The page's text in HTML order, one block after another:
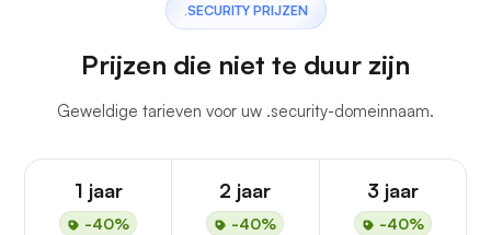
.SECURITY PRIJZEN
Prijzen die niet te duur zijn
Geweldige tarieven voor uw .security-domeinnaam.
1 jaar
-40%
2 jaar
-40%
3 jaar
-40%